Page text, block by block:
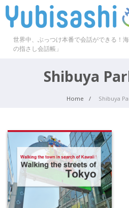
世界中、ぶっつけ本番で会話ができる！
の指さし会話帳」
Shibuya
Home Shibuya